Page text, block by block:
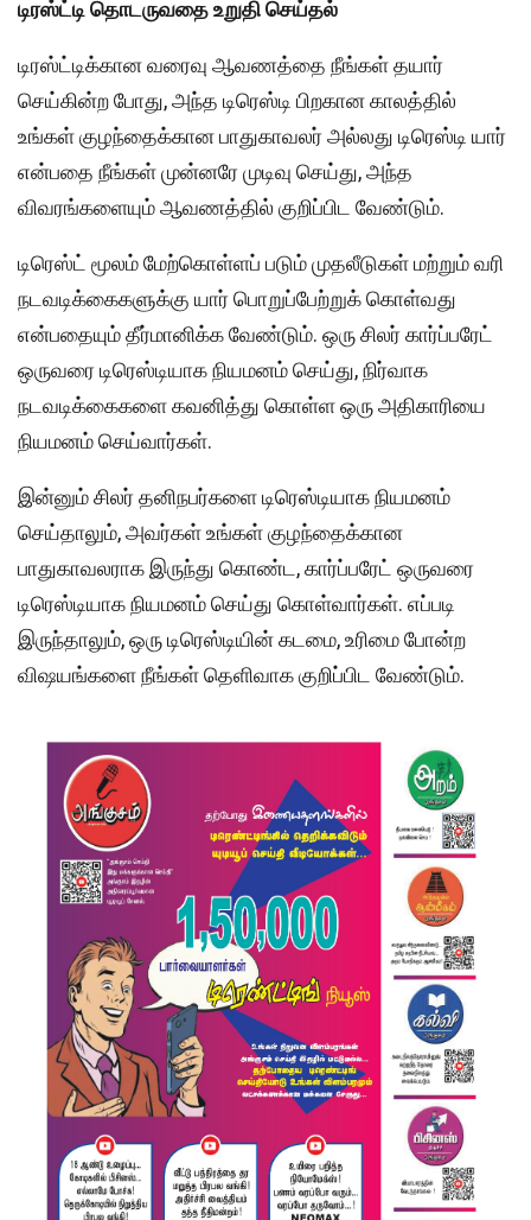
டிரஸ்ட்டி தொடருவதை உறுதி செய்தல்
டிரஸ்ட்டிக்கான வரைவு ஆவணத்தை நீங்கள் தயார்
செய்கின்ற போது, அந்த டிரெஸ்டி பிறகான காலத்தில்
உங்கள் குழந்தைக்கான பாதுகாவலர் அல்லது டிரெஸ்டி யார்
என்பதை நீங்கள் முன்னரே முடிவு செய்து, அந்த
விவரங்களையும் ஆவணத்தில் குறிப்பிட வேண்டும்.
டிரெஸ்ட் மூலம் மேற்கொள்ளப் படும் முதலீடுகள் மற்றும் வரி
நடவடிக்கைகளுக்கு யார் பொறுப்பேற்றுக் கொள்வது
என்பதையும் தீர்மானிக்க வேண்டும். ஒரு சிலர் கார்ப்பரேட்
ஒருவரை டிரெஸ்டியாக நியமனம் செய்து, நிர்வாக
நடவடிக்கைகளை கவனித்து கொள்ள ஒரு அதிகாரியை
நியமனம் செய்வார்கள்.
இன்னும் சிலர் தனிநபர்களை டிரெஸ்டியாக நியமனம்
செய்தாலும், அவர்கள் உங்கள் குழந்தைக்கான
பாதுகாவலராக இருந்து கொண்ட, கார்ப்பரேட் ஒருவரை
டிரெஸ்டியாக நியமனம் செய்து கொள்வார்கள். எப்படி
இருந்தாலும், ஒரு டிரெஸ்டியின் கடமை, உரிமை போன்ற
விஷயங்களை நீங்கள் தெளிவாக குறிப்பிட வேண்டும்.